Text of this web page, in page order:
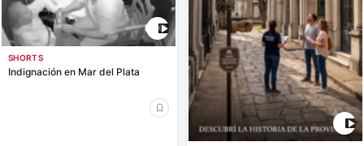
SHORTS
Indignación en Mar del Plata